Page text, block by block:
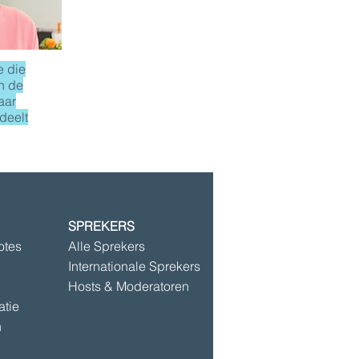
die
de
©2025 door Speakersbase
SPREKERS
Alle Sprekers
Internationale Sprekers
Hosts & Moderatoren